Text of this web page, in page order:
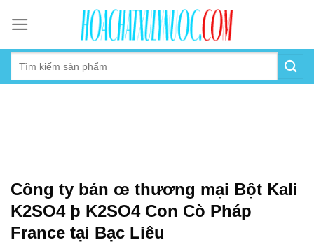
content
Công ty bán œ thương mại Bột Kali
K2SO4 þ K2SO4 Con Cò Pháp
France tại Bạc Liêu